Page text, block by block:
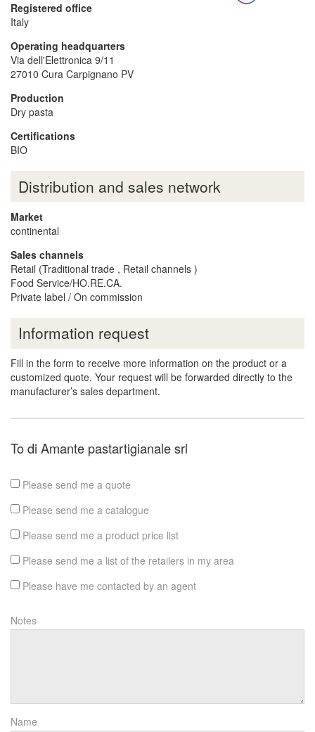
Registered office
Italy
Operating headquarters
Via dell'Elettronica 9/11
27010 Cura Carpignano PV
Production
Dry pasta
Certifications
BIO
Distribution and sales network
Market
continental
Sales channels
Retail (Traditional trade , Retail channels )
Food Service/HO.RE.CA.
Private label / On commission
Information request
Fill in the form to receive more information on the product or a
customized quote. Your request will be forwarded directly to the
manufacturer’s sales department.
To di Amante pastartigianale srl
Please send me a quote
Please send me a catalogue
Please send me a product price list
Please send me a list of the retailers in my area
Please have me contacted by an agent
Notes
Name